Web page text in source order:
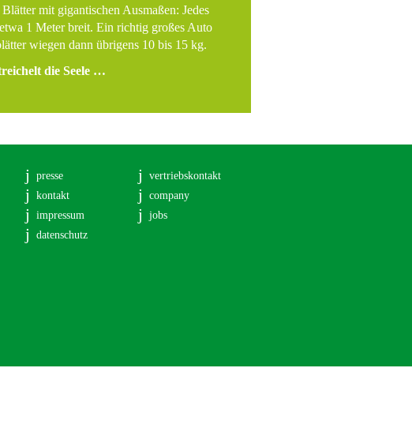
mit gigantischen Ausmaßen: Jedes
1 Meterbreit. Ein richtig großes Auto
wiegen dann übrigens 10 bis 15 kg.
die Seele …
presse
kontakt
impressum
datenschutz
vertriebskontakt
company
jobs